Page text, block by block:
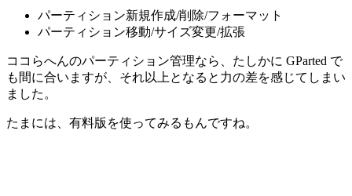
パーティション新規作成/削除/フォーマット
パーティション移動/サイズ変更/拡張
ココらへんのパーティション管理なら、たしかに GParted で
も間に合いますが、それ以上となると力の差を感じてしまい
ました。
たまには、有料版を使ってみるもんですね。